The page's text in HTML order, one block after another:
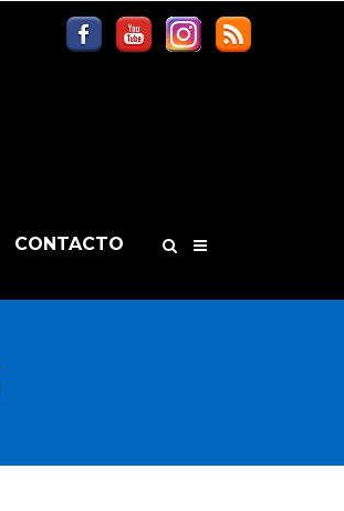
CONTACTO